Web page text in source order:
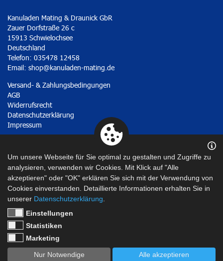
Kanuladen Mating & Draunick GbR
Zauer Dorfstraße 26 c
15913 Schwielochsee
Deutschland
Telefon: 035478 12458
Email: shop@kanuladen-mating.de
Versand- & Zahlungsbedingungen
AGB
Widerrufsrecht
Datenschutzerklärung
Impressum
Um unsere Webseite für Sie optimal zu gestalten und Zugriffe zu
analysieren, verwenden wir Cookies. Mit Klick auf "Alle
akzeptieren" oder "OK" erklären Sie sich mit der Verwendung von
Cookies einverstanden. Detaillierte Informationen erhalten Sie in
unserer Datenschutzerklärung
Einstellungen
Statistiken
Marketing
Nur Notwendige Alle akzeptieren